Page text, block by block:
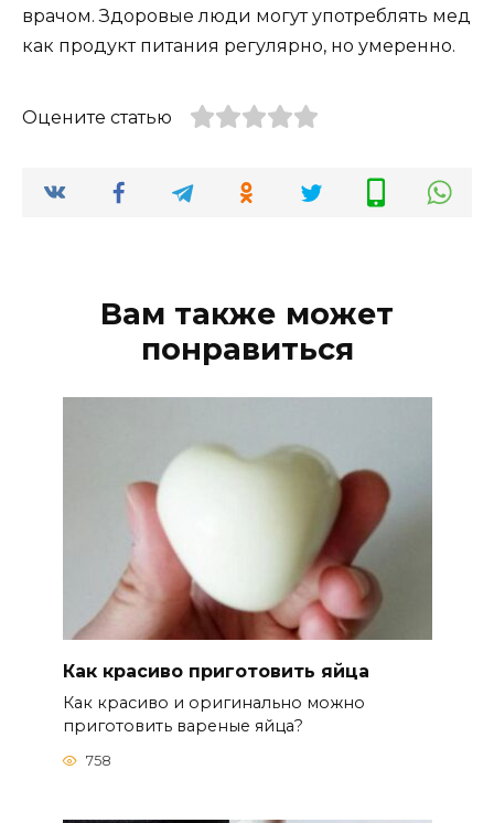
врачом. Здоровые люди могут употреблять мед
как продукт питания регулярно, но умеренно.
Оцените статью
Вам также может
понравиться
Как красиво приготовить яйца
Как красиво и оригинально можно
приготовить вареные яйца?
758